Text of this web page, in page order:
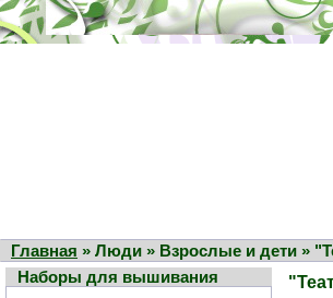
Главная » Люди » Взрослые и дети »
Наборы для вышивания